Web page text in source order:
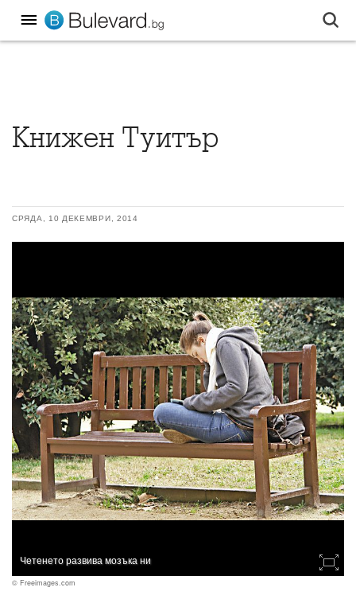
Книжен Туитър
СРЯДА, 10 ДЕКЕМВРИ, 2014
Четенето развива мозъка ни
© Freeimages.com